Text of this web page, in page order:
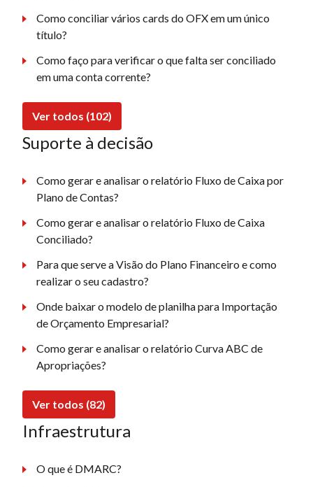
Como conciliar vários cards do OFX em um único
título?
Como faço para verificar o que falta ser conciliado
em uma conta corrente?
Ver todos (102)
Suporte à decisão
Como gerar e analisar o relatório Fluxo de Caixa por
Plano de Contas?
Como gerar e analisar o relatório Fluxo de Caixa
Conciliado?
Para que serve a Visão do Plano Financeiro e como
realizar o seu cadastro?
Onde baixar o modelo de planilha para Importação
de Orçamento Empresarial?
Como gerar e analisar o relatório Curva ABC de
Apropriações?
Ver todos (82)
Infraestrutura
O que é DMARC?